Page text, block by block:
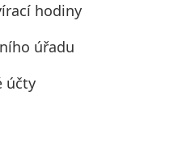
hodiny
úřadu
účty